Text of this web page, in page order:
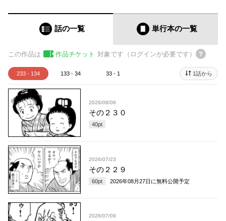
話の一覧 単行本の一覧
この作品は 作品チケット 対象です（ログインが必要です）
233 - 134 133 - 34 33 - 1 1話から
2026/08/06
その２３０
40pt
2026/07/23
その２２９
60pt 2026年08月27日 に無料公開予定
2026/07/09